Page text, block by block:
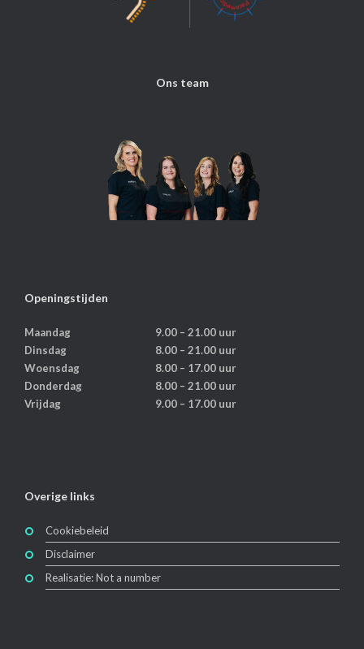
Ons team
Openingstijden
Maandag
9.00 – 21.00 uur
Dinsdag
8.00 – 21.00 uur
Woensdag
8.00 – 17.00 uur
Donderdag
8.00 – 21.00 uur
Vrijdag
9.00 – 17.00 uur
Overige links
Cookiebeleid
Disclaimer
Realisatie: Not a number